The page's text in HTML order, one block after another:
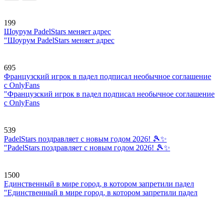
199
Шоурум PadelStars меняет адрес
"Шоурум PadelStars меняет адрес
695
Французский игрок в падел подписал необычное соглашение
с OnlyFans
"Французский игрок в падел подписал необычное соглашение
с OnlyFans
539
PadelStars поздравляет с новым годом 2026! 🎾✨
"PadelStars поздравляет с новым годом 2026! 🎾✨
1500
Единственный в мире город, в котором запретили падел
"Единственный в мире город, в котором запретили падел